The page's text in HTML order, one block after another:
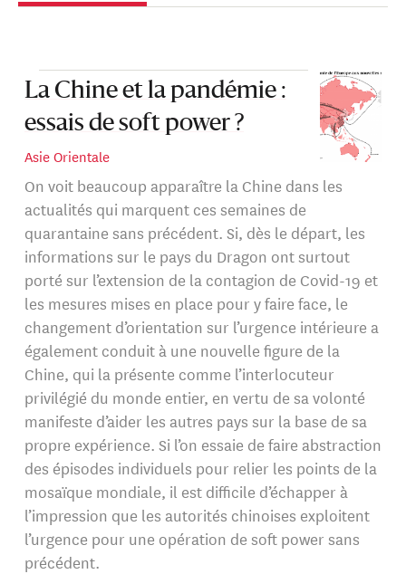
La Chine et la pandémie :
essais de soft power ?
Asie Orientale
On voit beaucoup apparaître la Chine dans les
actualités qui marquent ces semaines de
quarantaine sans précédent. Si, dès le départ, les
informations sur le pays du Dragon ont surtout
porté sur l’extension de la contagion de Covid-19 et
les mesures mises en place pour y faire face, le
changement d’orientation sur l’urgence intérieure a
également conduit à une nouvelle figure de la
Chine, qui la présente comme l’interlocuteur
privilégié du monde entier, en vertu de sa volonté
manifeste d’aider les autres pays sur la base de sa
propre expérience. Si l’on essaie de faire abstraction
des épisodes individuels pour relier les points de la
mosaïque mondiale, il est difficile d’échapper à
l’impression que les autorités chinoises exploitent
l’urgence pour une opération de soft power sans
précédent.